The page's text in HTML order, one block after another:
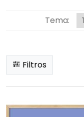
Tema:
Filtros